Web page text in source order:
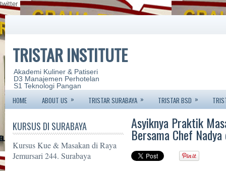
twitter
TRISTAR INSTITUTE
Akademi Kuliner & Patiseri
D3 Manajemen Perhotelan
S1 Teknologi Pangan
HOME ABOUT US » TRISTAR SURABAYA » TRISTAR BSD »
KURSUS DI SURABAYA
Kursus Kue & Masakan di Raya
Jemursari 244. Surabaya
Asyiknya Praktik
Bersama Chef